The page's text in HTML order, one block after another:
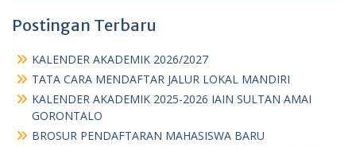
Postingan Terbaru
KALENDER AKADEMIK 2026/2027
TATA CARA MENDAFTAR JALUR LOKAL MANDIRI
KALENDER AKADEMIK 2025-2026 IAIN SULTAN AMAI
GORONTALO
BROSUR PENDAFTARAN MAHASISWA BARU